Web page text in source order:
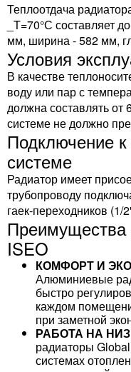
Теплоотдача
_T=70°С составляет
мм, ширина - 582 мм,
Условия
В качестве
воду или пар с
должна составлять от
системе не должно
Подключение
системе
Радиатор имеет
трубопроводу
гаек-переходников (1/
Преимущества
ISEO
КОМФОРТ И
Алюминиевые
быстро
каждом
при заметной
РАБОТА НА
радиаторы
системах